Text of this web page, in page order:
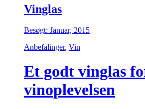
Vinglas
Besøgt: Januar, 2015
Anbefalinger, Vin
Et godt vinglas
vinoplevelsen